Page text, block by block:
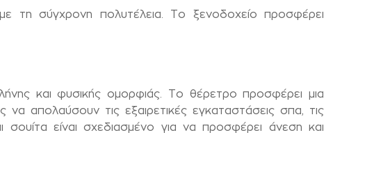
τη σύγχρονη πολυτέλεια. Το ξενοδοχείο προσφέρει
και φυσικής ομορφιάς. Το θέρετρο προσφέρει μια
απολαύσουν τις εξαιρετικές εγκαταστάσεις σπα, τις
είναι σχεδιασμένο για να προσφέρει άνεση και